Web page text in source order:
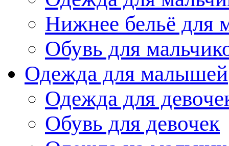
Нижнее бельё для
Обувь для
Одежда для малышей
Одежда для
Обувь для девочек